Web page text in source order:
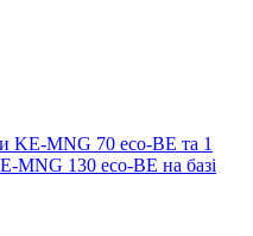
KE-MNG 70 eco-BE та 1
MNG 130 eco-BE на базi